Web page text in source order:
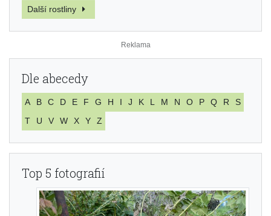
Další rostliny
Dle abecedy
A B C D E F G H I J K L M N O P Q R
S
T
U V W X Y Z
Top 5 fotografií